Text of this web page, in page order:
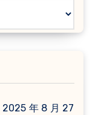
2025 年 8 月 27